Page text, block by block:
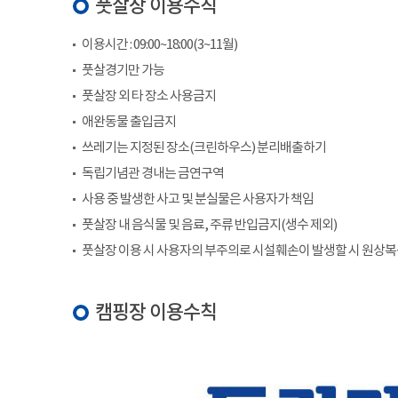
풋살장 이용수칙
이용시간 : 09:00~18:00(3~11월)
풋살경기만 가능
풋살장 외 타 장소 사용금지
애완동물 출입금지
쓰레기는 지정된 장소(크린하우스) 분리배출하기
독립기념관 경내는 금연구역
사용 중 발생한 사고 및 분실물은 사용자가 책임
풋살장 내 음식물 및 음료, 주류 반입금지(생수 제외)
풋살장 이용 시 사용자의 부주의로 시설훼손이 발생할 시 원상
캠핑장 이용수칙